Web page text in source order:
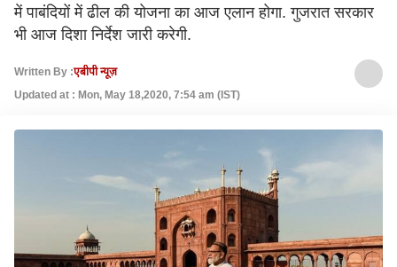
में पाबंदियों में ढील की योजना का आज एलान होगा. गुजरात सरकार
भी आज दिशा निर्देश जारी करेगी.
Written By :एबीपी न्यूज़
Updated at : Mon, May 18,2020, 7:54 am (IST)